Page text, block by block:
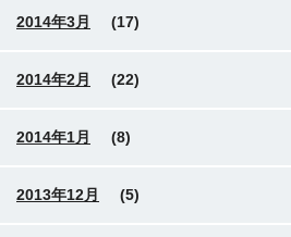
2014年3月 (17)
2014年2月 (22)
2014年1月 (8)
2013年12月 (5)